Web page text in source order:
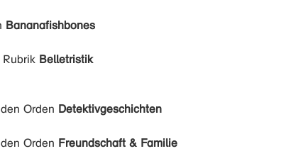
Bananafishbones
Belletristik
Orden Detektivgeschichten
Orden Freundschaft & Familie